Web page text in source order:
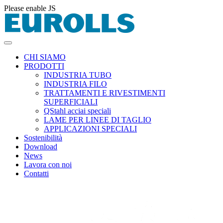
Please enable JS
CHI SIAMO
PRODOTTI
INDUSTRIA TUBO
INDUSTRIA FILO
TRATTAMENTI E RIVESTIMENTI
SUPERFICIALI
QStahl acciai speciali
LAME PER LINEE DI TAGLIO
APPLICAZIONI SPECIALI
Sostenibilità
Download
News
Lavora con noi
Contatti